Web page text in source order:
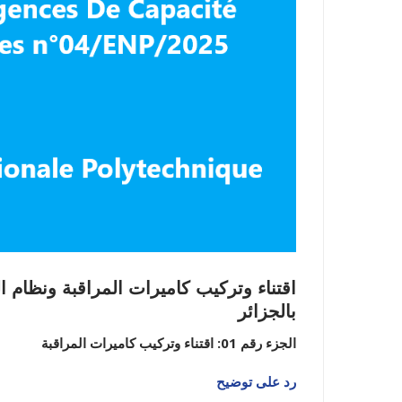
نيابة
اقتناء وتركيب كاميرات المراقبة ونظام
بالجزائر
الجزء رقم 01: اقتناء وتركيب كاميرات المراقبة
رد على توضيح